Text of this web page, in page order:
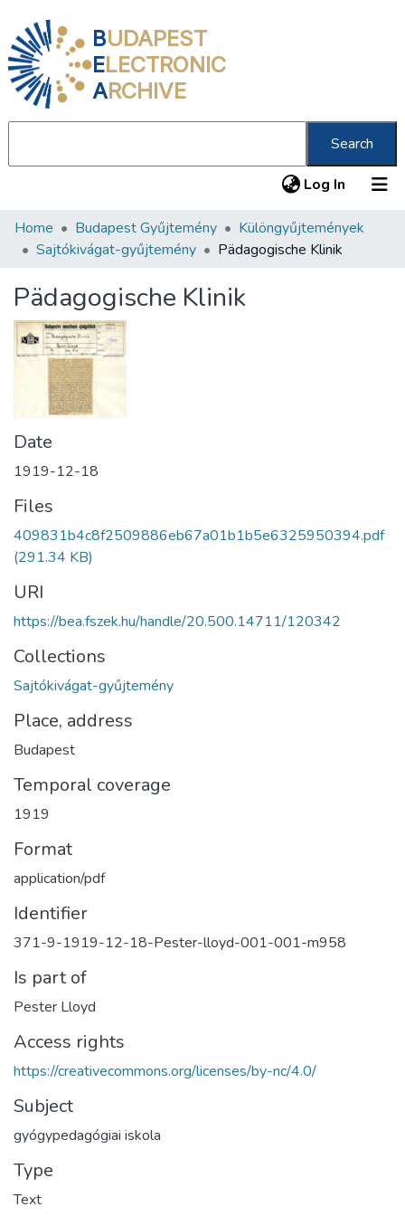
BUDAPEST
ELECTRONIC
ARCHIVE
Search
Log In (current)
Communities & Collections
Statistics
About us
Home Budapest Gyűjtemény
Különgyűjtemények
Sajtókivágat-gyűjtemény
Pädagogische Klinik
Pädagogische Klinik
Date
1919-12-18
Files
409831b4c8f2509886eb67a01b1b5e6325950394.pdf
(291.34 KB)
URI
https://bea.fszek.hu/handle/20.500.14711/120342
Collections
Sajtókivágat-gyűjtemény
Place, address
Budapest
Temporal coverage
1919
Format
application/pdf
Identifier
371-9-1919-12-18-Pester-lloyd-001-001-m958
Is part of
Pester Lloyd
Access rights
https://creativecommons.org/licenses/by-nc/4.0/
Subject
gyógypedagógiai iskola
Type
Text